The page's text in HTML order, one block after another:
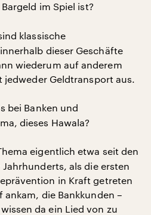
im Spiel ist?
klassische
dieser Geschäfte
wiederum auf anderem
jedweder Geldtransport aus.
bei Banken und
dieses Hawala?
eigentlich etwa seit den
als die ersten
in Kraft getreten
die Bankkunden –
da ein Lied von zu